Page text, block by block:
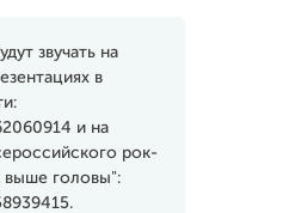
звучать на
в
и на
рок-
головы":